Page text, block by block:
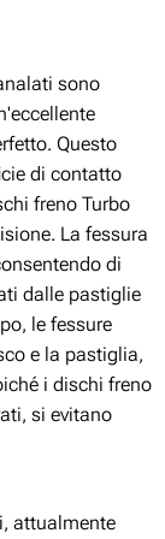
sono
Questo
di contatto
freno Turbo
La fessura
di
dalle pastiglie
le fessure
e la pastiglia,
i dischi freno
si evitano
attualmente